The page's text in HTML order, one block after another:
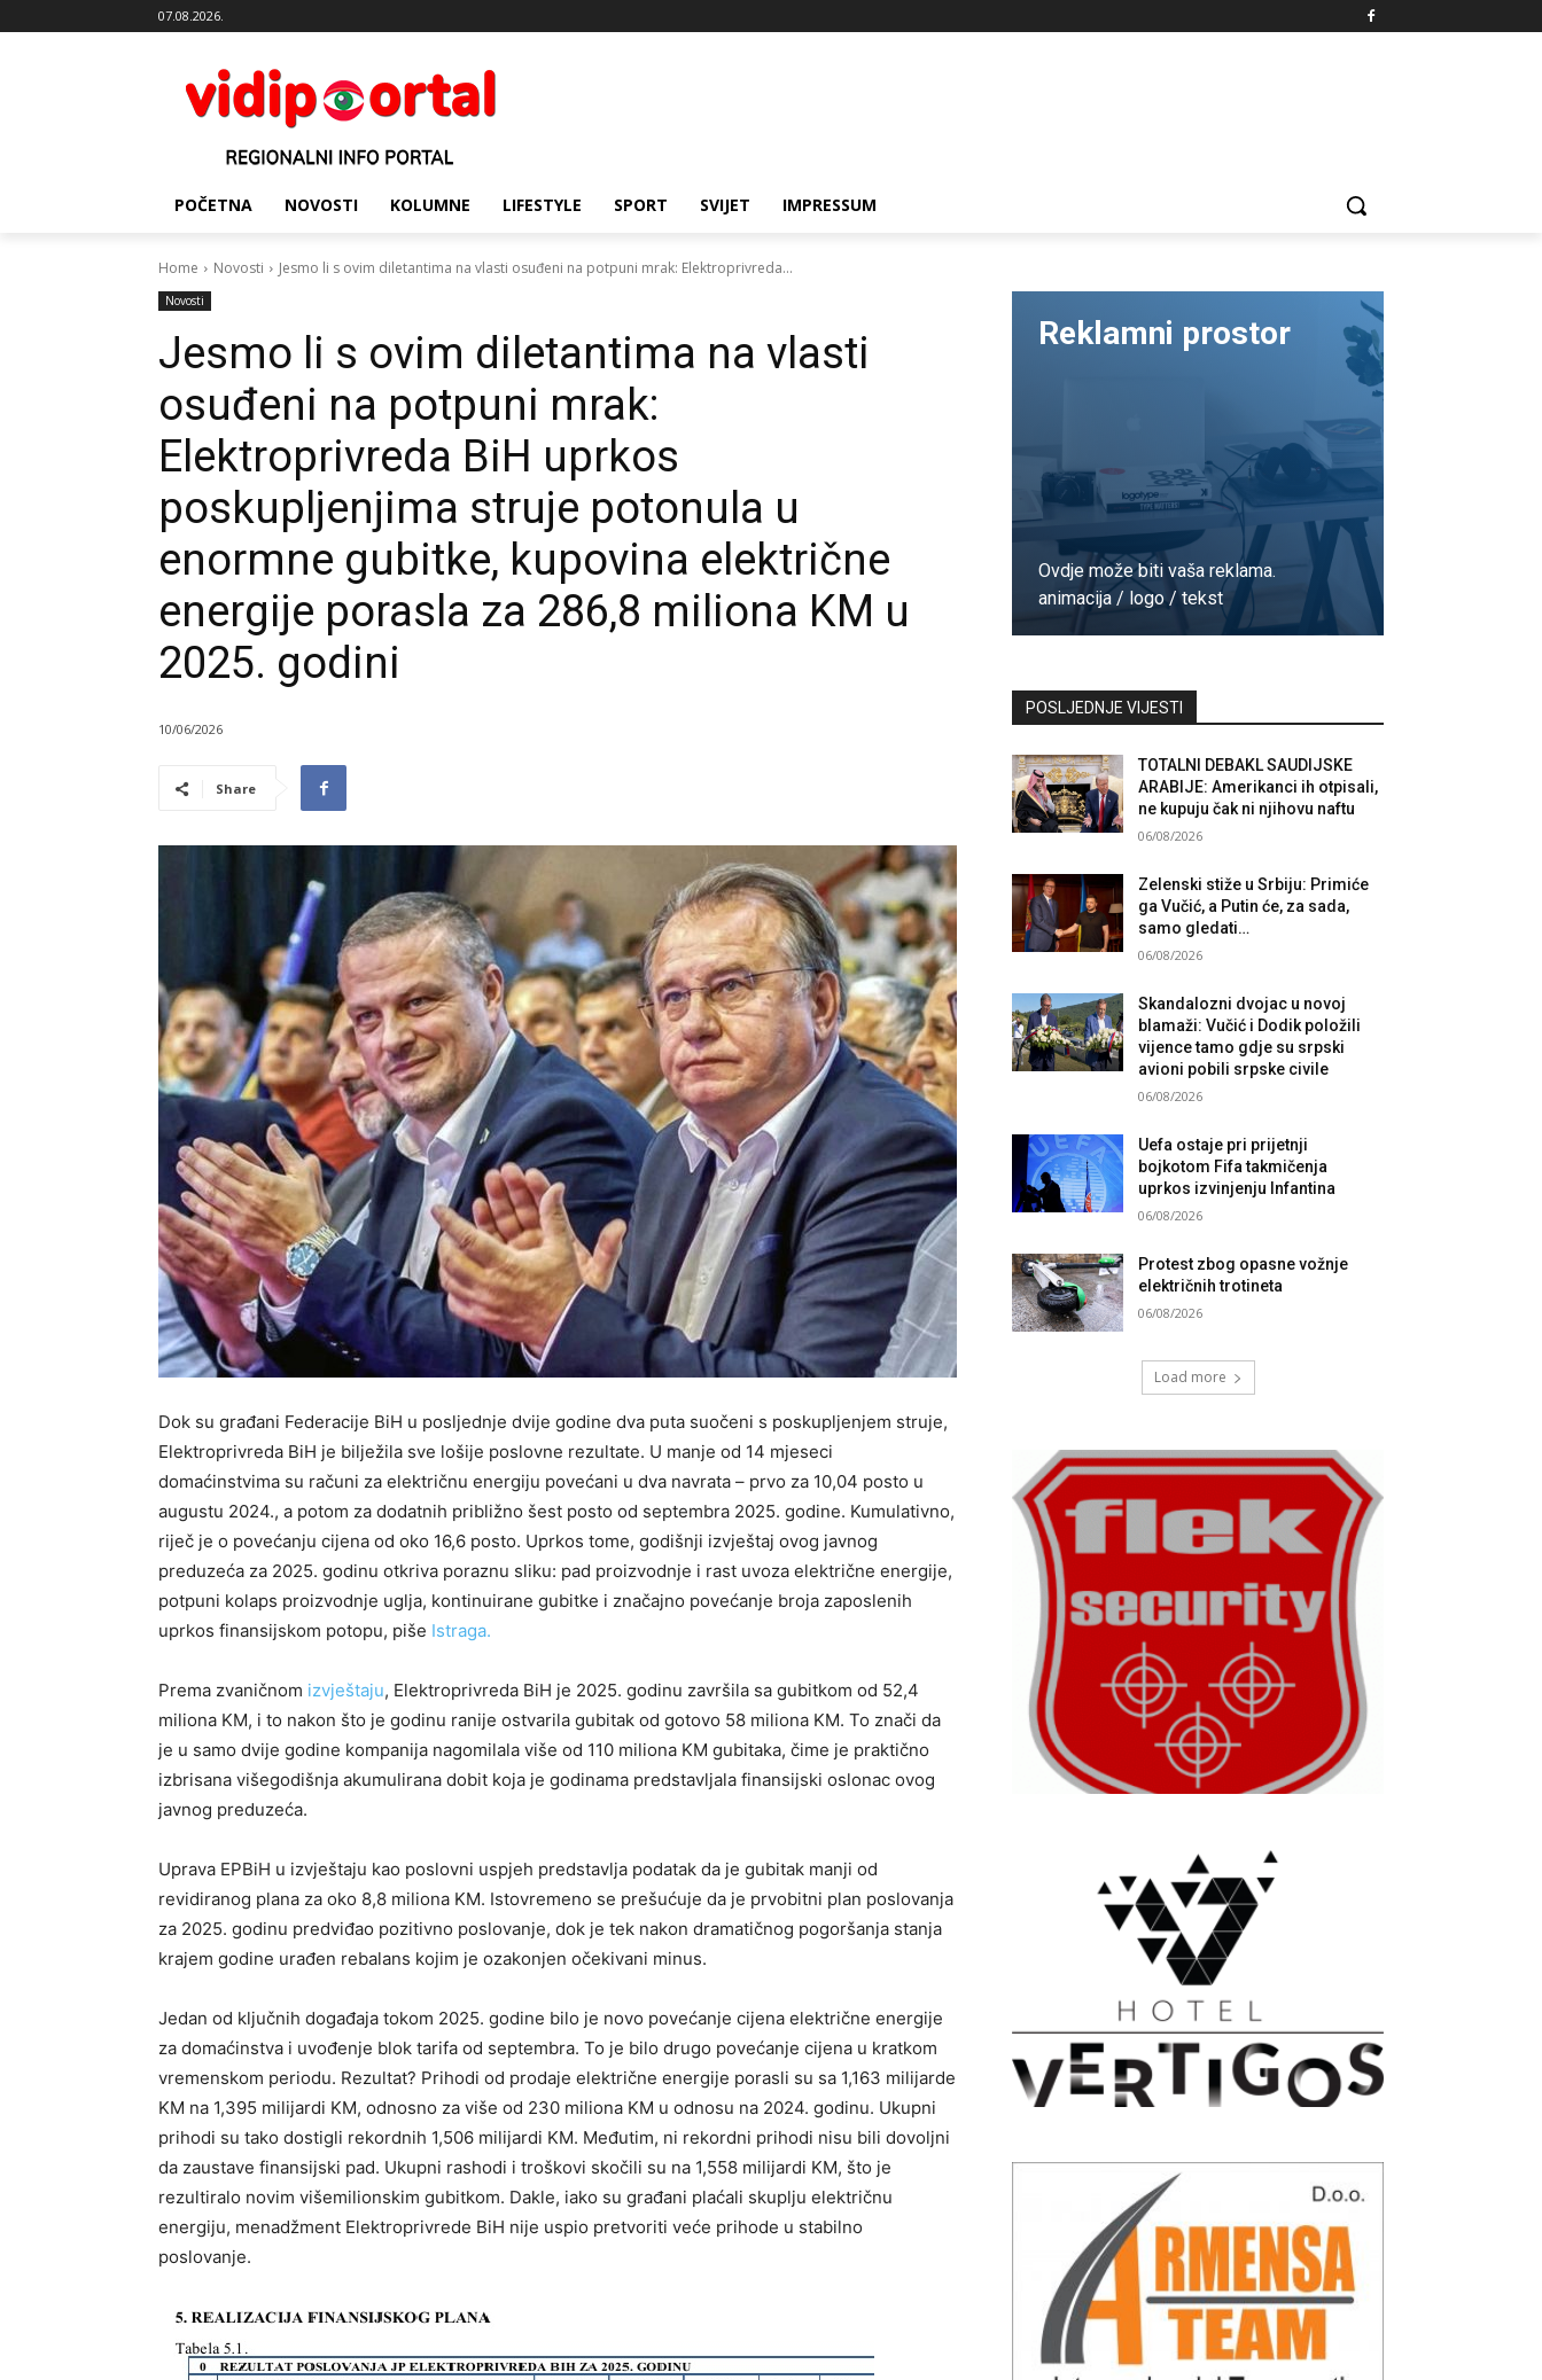
07.08.2026.
POČETNA NOVOSTI KOLUMNE LIFESTYLE SPORT SVIJET IMPRESSUM
Home Novosti Jesmo li s ovim diletantima na vlasti osuđeni na potpuni mrak: Elektroprivreda...
Novosti
Jesmo li s ovim diletantima na vlasti
osuđeni na potpuni mrak:
Elektroprivreda BiH uprkos
poskupljenjima struje potonula u
enormne gubitke, kupovina električne
energije porasla za 286,8 miliona KM u
2025. godini
10/06/2026
Share
Dok su građani Federacije BiH u posljednje dvije godine dva puta suočeni s poskupljenjem struje,
Elektroprivreda BiH je bilježila sve lošije poslovne rezultate. U manje od 14 mjeseci
domaćinstvima su računi za električnu energiju povećani u dva navrata – prvo za 10,04 posto u
augustu 2024., a potom za dodatnih približno šest posto od septembra 2025. godine. Kumulativno,
riječ je o povećanju cijena od oko 16,6 posto. Uprkos tome, godišnji izvještaj ovog javnog
preduzeća za 2025. godinu otkriva poraznu sliku: pad proizvodnje i rast uvoza električne energije,
potpuni kolaps proizvodnje uglja, kontinuirane gubitke i značajno povećanje broja zaposlenih
uprkos finansijskom potopu, piše Istraga.
Prema zvaničnom izvještaju, Elektroprivreda BiH je 2025. godinu završila sa gubitkom od 52,4
miliona KM, i to nakon što je godinu ranije ostvarila gubitak od gotovo 58 miliona KM. To znači da
je u samo dvije godine kompanija nagomilala više od 110 miliona KM gubitaka, čime je praktično
izbrisana višegodišnja akumulirana dobit koja je godinama predstavljala finansijski oslonac ovog
javnog preduzeća.
Uprava EPBiH u izvještaju kao poslovni uspjeh predstavlja podatak da je gubitak manji od
revidiranog plana za oko 8,8 miliona KM. Istovremeno se prešućuje da je prvobitni plan poslovanja
za 2025. godinu predviđao pozitivno poslovanje, dok je tek nakon dramatičnog pogoršanja stanja
krajem godine urađen rebalans kojim je ozakonjen očekivani minus.
Jedan od ključnih događaja tokom 2025. godine bilo je novo povećanje cijena električne energije
za domaćinstva i uvođenje blok tarifa od septembra. To je bilo drugo povećanje cijena u kratkom
vremenskom periodu. Rezultat? Prihodi od prodaje električne energije porasli su sa 1,163 milijarde
KM na 1,395 milijardi KM, odnosno za više od 230 miliona KM u odnosu na 2024. godinu. Ukupni
prihodi su tako dostigli rekordnih 1,506 milijardi KM. Međutim, ni rekordni prihodi nisu bili dovoljni
da zaustave finansijski pad. Ukupni rashodi i troškovi skočili su na 1,558 milijardi KM, što je
rezultiralo novim višemilionskim gubitkom. Dakle, iako su građani plaćali skuplju električnu
energiju, menadžment Elektroprivrede BiH nije uspio pretvoriti veće prihode u stabilno
poslovanje.
Reklamni prostor
Ovdje može biti vaša reklama.
animacija / logo / tekst
POSLJEDNJE VIJESTI
TOTALNI DEBAKL SAUDIJSKE
ARABIJE: Amerikanci ih otpisali,
ne kupuju čak ni njihovu naftu
06/08/2026
Zelenski stiže u Srbiju: Primiće
ga Vučić, a Putin će, za sada,
samo gledati…
06/08/2026
Skandalozni dvojac u novoj
blamaži: Vučić i Dodik položili
vijence tamo gdje su srpski
avioni pobili srpske civile
06/08/2026
Uefa ostaje pri prijetnji
bojkotom Fifa takmičenja
uprkos izvinjenju Infantina
06/08/2026
Protest zbog opasne vožnje
električnih trotineta
06/08/2026
Load more